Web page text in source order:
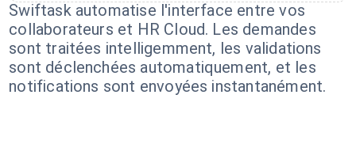
Swiftask automatise l'interface entre vos
collaborateurs et HR Cloud. Les demandes
sont traitées intelligemment, les validations
sont déclenchées automatiquement, et les
notifications sont envoyées instantanément.